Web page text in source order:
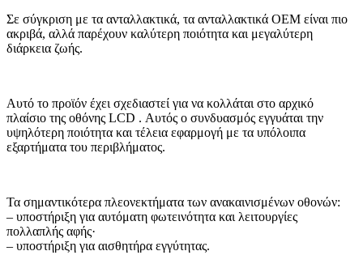
Σε σύγκριση με τα ανταλλακτικά, τα ανταλλακτικά OEM είναι πιο
ακριβά, αλλά παρέχουν καλύτερη ποιότητα και μεγαλύτερη
διάρκεια ζωής.
Αυτό το προϊόν έχει σχεδιαστεί για να κολλάται στο αρχικό
πλαίσιο της οθόνης LCD . Αυτός ο συνδυασμός εγγυάται την
υψηλότερη ποιότητα και τέλεια εφαρμογή με τα υπόλοιπα
εξαρτήματα του περιβλήματος.
Τα σημαντικότερα πλεονεκτήματα των ανακαινισμένων οθονών:
– υποστήριξη για αυτόματη φωτεινότητα και λειτουργίες
πολλαπλής αφής·
– υποστήριξη για αισθητήρα εγγύτητας.